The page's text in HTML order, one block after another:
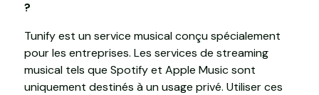
?
Tunify est un service musical conçu spécialement
pour les entreprises. Les services de streaming
musical tels que Spotify et Apple Music sont
uniquement destinés à un usage privé. Utiliser ces